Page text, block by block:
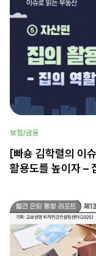
보험/금융
[빠숑 김학렬의 이
활용도를 높이자 –